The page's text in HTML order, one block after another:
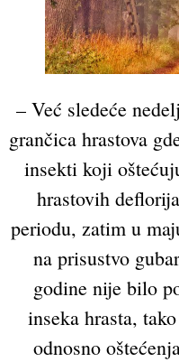
– Već sledeće
grančica hrastova
insekti koji
hrastovih
periodu, zatim u
na prisustvo
godine nije bilo
inseka hrasta,
odnosno